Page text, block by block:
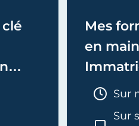
Mes
en
Sur
Sur